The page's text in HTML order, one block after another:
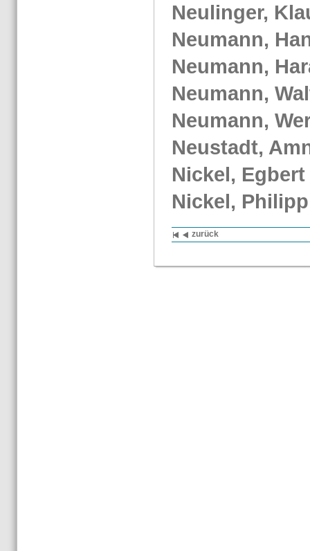
Neu­lin­ger,
Neu­mann,
Neu­mann,
Neu­mann,
Neu­mann,
Neu­stadt,
Ni­ckel, Eg­bert
Ni­ckel, Phil­ipp
zu­rück